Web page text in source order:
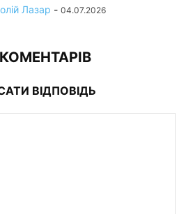
Лазар - 04.07.2026
ВІДПОВІДЬ